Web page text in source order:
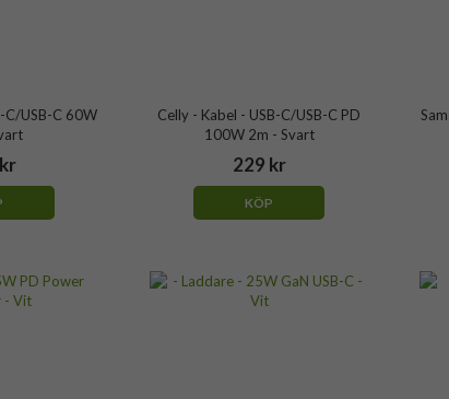
C/USB-C 60W
Celly - Kabel - USB-C/USB-C PD
100W 2m - Svart
229 kr
KÖP